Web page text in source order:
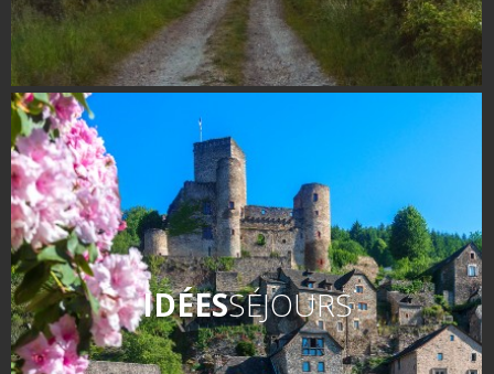
IDÉESSÉJOURS